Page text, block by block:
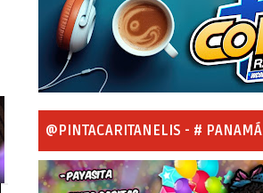
@PINTACARITANELIS - # PANAMÁ